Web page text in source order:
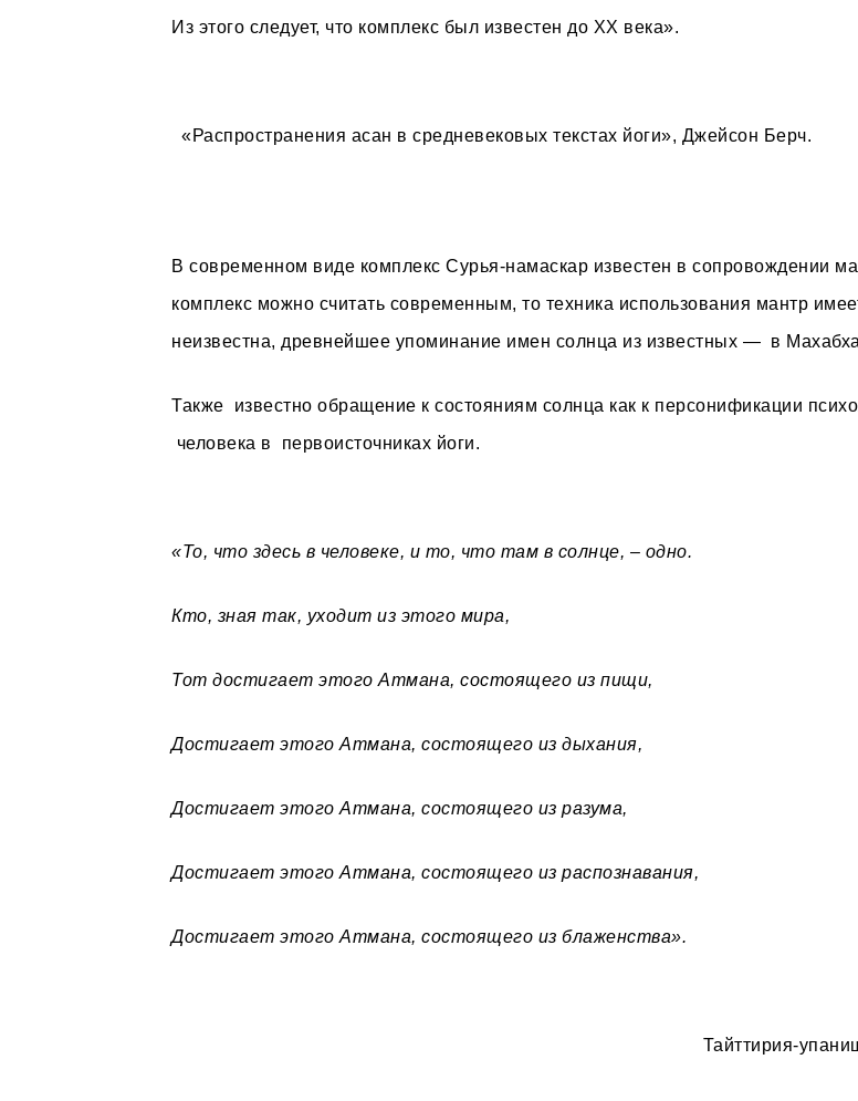
Из этого следует, что комплекс был известен до XX века».
«Распространения асан в средневековых текстах йоги», Джейсон Берч.
В современном виде комплекс Сурья-намаскар известен в сопровождении
комплекс можно считать современным, то техника использования мантр
неизвестна, древнейшее упоминание имен солнца из известных — в
Также известно обращение к состояниям солнца как к персонификации
человека в первоисточниках йоги.
«То, что здесь в человеке, и то, что там в солнце, – одно.
Кто, зная так, уходит из этого мира,
Тот достигает этого Атмана, состоящего из пищи,
Достигает этого Атмана, состоящего из дыхания,
Достигает этого Атмана, состоящего из разума,
Достигает этого Атмана, состоящего из распознавания,
Достигает этого Атмана, состоящего из блаженства».
Тайттирия-